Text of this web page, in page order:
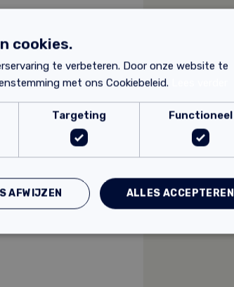
Rechts onderin beeld
is in het Engels).
de kwaliteit van het
Voorstrijkmiddel nr.301
en organische
geschikt om airless te
cookies.
te verbeteren. Door onze website te
met ons Cookiebeleid.
Targeting Functioneel
ALLES ACCEPTEREN
AFWIJZEN